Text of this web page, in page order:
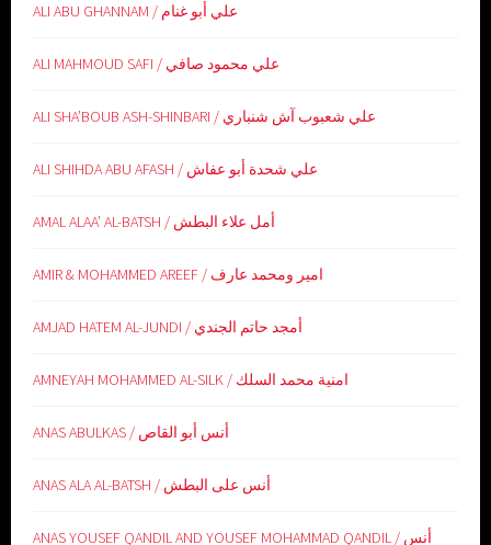
ALI ABU GHANNAM / علي أبو غنام
ALI MAHMOUD SAFI / علي محمود صافي
ALI SHA’BOUB ASH-SHINBARI / علي شعبوب آش شنباري
ALI SHIHDA ABU AFASH / علي شحدة أبو عفاش
AMAL ALAA’ AL-BATSH / أمل علاء البطش
AMIR & MOHAMMED AREEF / امير ومحمد عارف
AMJAD HATEM AL-JUNDI / أمجد حاتم الجندي
AMNEYAH MOHAMMED AL-SILK / امنية محمد السلك
ANAS ABULKAS / أنس أبو القاص
ANAS ALA AL-BATSH / أنس على البطش
ANAS YOUSEF QANDIL AND YOUSEF MOHAMMAD QANDIL / أنس